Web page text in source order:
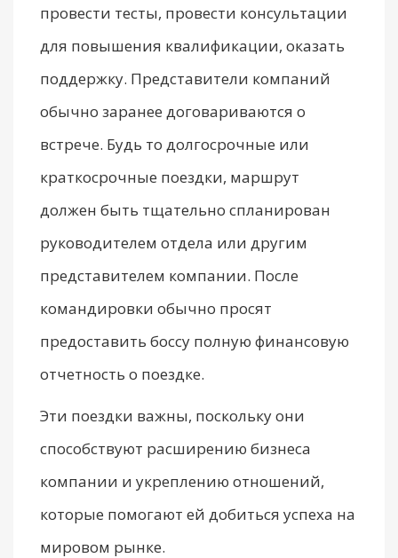
провести тесты, провести консультации
для повышения квалификации, оказать
поддержку. Представители компаний
обычно заранее договариваются о
встрече. Будь то долгосрочные или
краткосрочные поездки, маршрут
должен быть тщательно спланирован
руководителем отдела или другим
представителем компании. После
командировки обычно просят
предоставить боссу полную финансовую
отчетность о поездке.
Эти поездки важны, поскольку они
способствуют расширению бизнеса
компании и укреплению отношений,
которые помогают ей добиться успеха на
мировом рынке.